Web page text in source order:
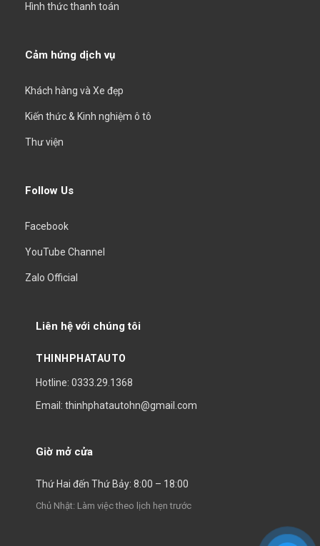
Hình thức thanh toán
Cảm hứng dịch vụ
Khách hàng và Xe đẹp
Kiến thức & Kinh nghiệm ô tô
Thư viện
Follow Us
Facebook
YouTube Channel
Zalo Official
Liên hệ với chúng tôi
THINHPHATAUTO
Hotline: 0333.29.1368
Email: thinhphatautohn@gmail.com
Giờ mở cửa
Thứ Hai đến Thứ Bảy: 8:00 – 18:00
Chủ Nhật: Làm việc theo lịch hẹn trước